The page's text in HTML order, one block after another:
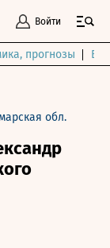
Войти
прогнозы
обл.